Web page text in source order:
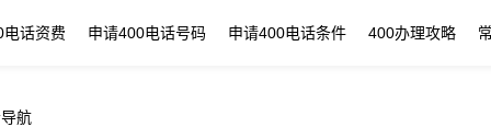
电话资费 申请400电话号码 申请400电话条件 400办理攻略
航